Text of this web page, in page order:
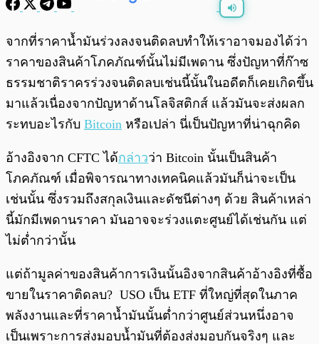
พร้อมเล่น 0:00
จากที่ราคาน้ำมันร่วงลงจนติดลบทำให้เราอาจมองได้ว่า
ราคาของสินค้าโภคภัณฑ์นั้นไม่มีเพดาน ซึ่งปัญหาที่ก๊าซ
ธรรมชาติราครร่วงจนติดลบเช่นนี้นั้นในอดีตก็เคยเกิดขึ้น
มาแล้วเนื่องจากปัญหาด้านโลจิสติกส์ แล้วมันจะส่งผลก
ระทบอะไรกับ Bitcoin หรือเปล่า นี่เป็นปัญหาที่น่าฉุกคิด
อ้างอิงจาก CFTC ได้กล่าวว่า Bitcoin นั้นเป็นสินค้า
โภคภัณฑ์ เมื่อพิจารณาทางเทคนิคแล้วมันก็น่าจะเป็น
เช่นนั้น ซึ่งรวมถึงสกุลเงินและดัชนีต่างๆ ด้วย สินค้าเหล่า
นี้มักมีเพดานราคา มันอาจจะร่วงแตะศูนย์ได้เช่นกัน แต่
ไม่ต่ำกว่านั้น
แต่ถ้ามูลค่าของสินค้าการเงินนั้นอิงจากสินค้าอ้างอิงที่ซื้อ
ขายในราคาติดลบ? USO เป็น ETF ที่ใหญ่ที่สุดในภาค
พลังงานและที่ราคาน้ำมันนั้นต่ำกว่าศูนย์ส่วนหนึ่งอาจ
เป็นเพราะการส่งมอบน้ำมันที่ต้องส่งมอบกันจริงๆ และ